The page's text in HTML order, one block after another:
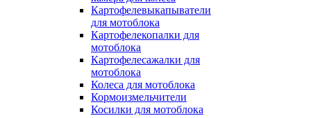
Картофелевыкапыватели
для мотоблока
Картофелекопалки для
мотоблока
Картофелесажалки для
мотоблока
Колеса для мотоблока
Кормоизмельчители
Косилки для мотоблока